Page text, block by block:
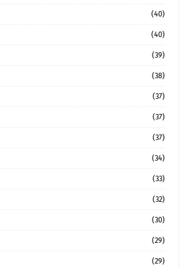
(40)
(40)
(39)
(38)
(37)
(37)
(37)
(34)
(33)
(32)
(30)
(29)
(29)